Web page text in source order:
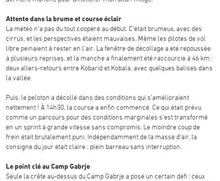
Attente dans la brume et course éclair
La météo n'a pas du tout coopéré au début. C'était brumeux, avec des
cirrus, et les perspectives étaient mauvaises. Même les pilotes de vol
libre peinaient à rester en l'air. La fenêtre de décollage a été repoussée
à plusieurs reprises, et la manche a finalement été raccourcie à 46 km :
deux allers-retours entre Kobarid et Kobala, avec quelques balises dans
la vallée.
Puis, le peloton a décollé dans des conditions qui s'amélioraient
nettement ! À 14h30, la course a enfin commencé. Ce qui était prévu
comme un parcours pour des conditions marginales s'est transformé
en un sprint à grande vitesse sans compromis. Le moindre coup de
frein était brutalement puni. Indépendamment de la masse d'air, la
consigne du jour était claire : plein barreau sans interruption.
Le point clé au Camp Gabrje
Seule la crête au-dessus du Camp Gabrje a posé un certain défi : ceux